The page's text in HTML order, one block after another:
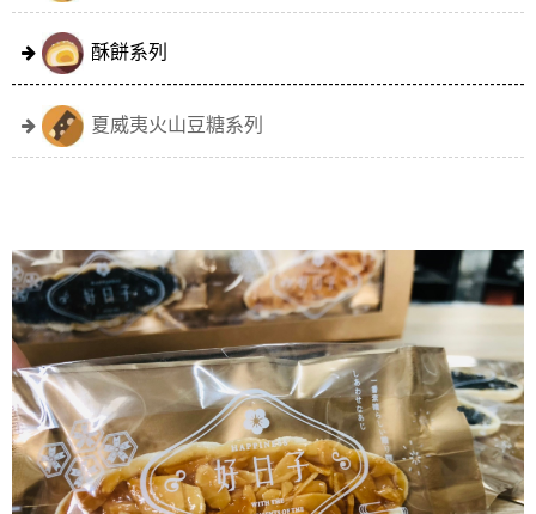
酥餅系列
夏威夷火山豆糖系列